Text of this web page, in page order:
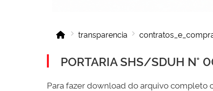
transparencia
PORTARIA SHS/SDUH N°
Para fazer download do arquivo completo